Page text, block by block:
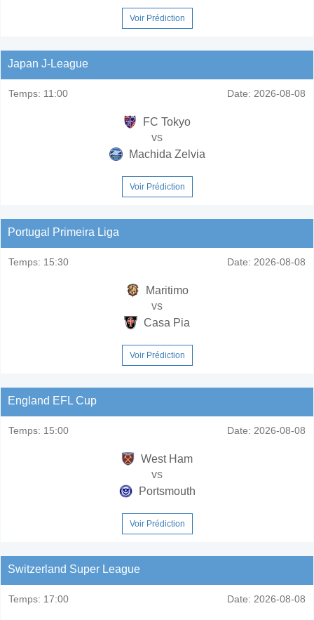
Voir Prédiction
Japan J-League
Temps: 11:00 Date: 2026-08-08
FC Tokyo
vs
Machida Zelvia
Voir Prédiction
Portugal Primeira Liga
Temps: 15:30 Date: 2026-08-08
Maritimo
vs
Casa Pia
Voir Prédiction
England EFL Cup
Temps: 15:00 Date: 2026-08-08
West Ham
vs
Portsmouth
Voir Prédiction
Switzerland Super League
Temps: 17:00 Date: 2026-08-08